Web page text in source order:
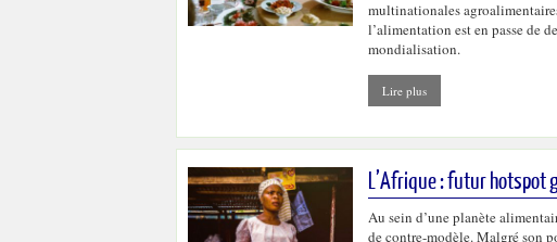
multinationales
l’alimentation est en passe de
mondialisation.
Lire plus
L’Afrique : futur hotspot
Au sein d’une planète
de contre-modèle. Malgré son